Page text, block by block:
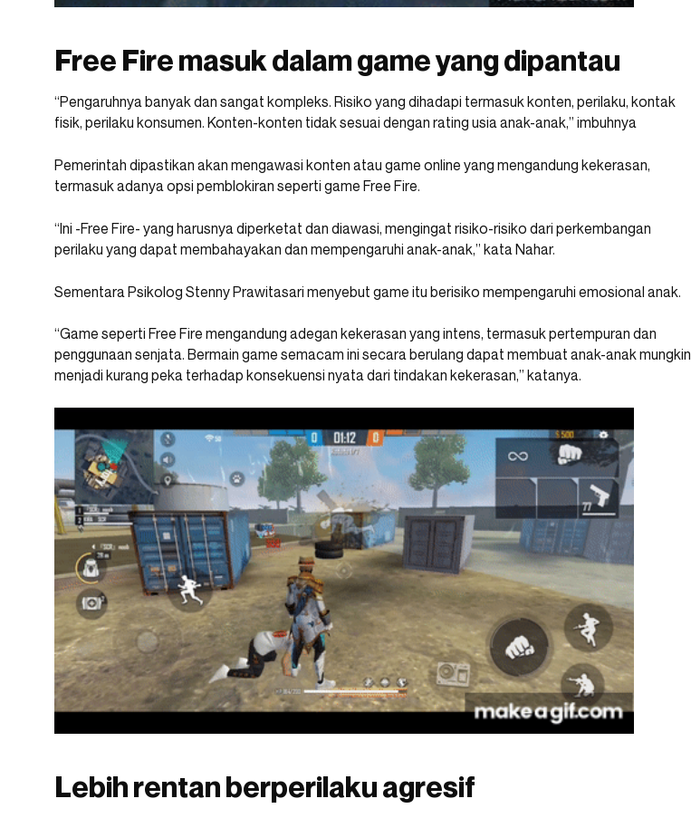
Free Fire masuk dalam game yang dipantau
“Pengaruhnya banyak dan sangat kompleks. Risiko yang dihadapi termasuk konten, perilaku, kontak
fisik, perilaku konsumen. Konten-konten tidak sesuai dengan rating usia anak-anak,” imbuhnya
Pemerintah dipastikan akan mengawasi konten atau game online yang mengandung kekerasan,
termasuk adanya opsi pemblokiran seperti game Free Fire.
“Ini -Free Fire- yang harusnya diperketat dan diawasi, mengingat risiko-risiko dari perkembangan
perilaku yang dapat membahayakan dan mempengaruhi anak-anak,” kata Nahar.
Sementara Psikolog Stenny Prawitasari menyebut game itu berisiko mempengaruhi emosional anak.
“Game seperti Free Fire mengandung adegan kekerasan yang intens, termasuk pertempuran dan
penggunaan senjata. Bermain game semacam ini secara berulang dapat membuat anak-anak mungkin
menjadi kurang peka terhadap konsekuensi nyata dari tindakan kekerasan,” katanya.
Lebih rentan berperilaku agresif